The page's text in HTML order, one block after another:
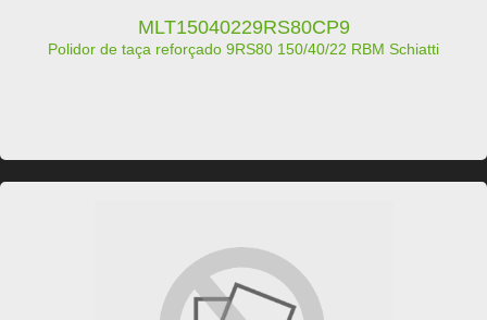
MLT15040229RS80CP9
Polidor de taça reforçado 9RS80 150/40/22 RBM Schiatti